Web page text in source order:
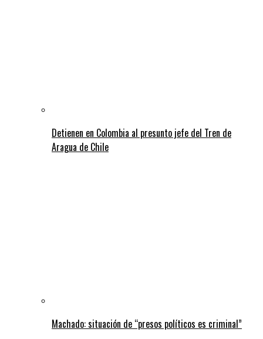
Detienen en Colombia al presunto jefe del Tren de
Aragua de Chile
Machado: situación de “presos políticos es criminal”